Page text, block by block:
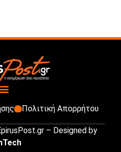
Πολιτική Απορρήτου
– Designed by